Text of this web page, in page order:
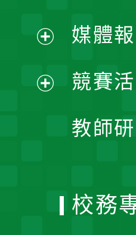
媒體
競賽
教師
開
校務